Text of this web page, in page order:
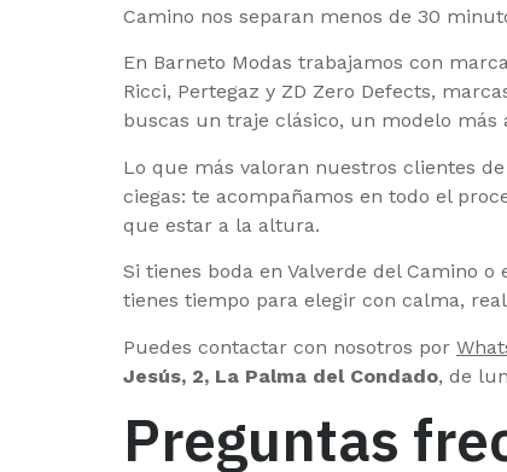
Camino nos separan menos de 30
En Barneto Modas trabajamos con
Ricci, Pertegaz y ZD Zero Defects,
buscas un traje clásico, un modelo
Lo que más valoran nuestros clientes
ciegas: te acompañamos en todo el
que estar a la altura.
Si tienes boda en Valverde del Camino
tienes tiempo para elegir con calma,
Puedes contactar con nosotros por
Jesús, 2, La Palma del Condado, de
Preguntas